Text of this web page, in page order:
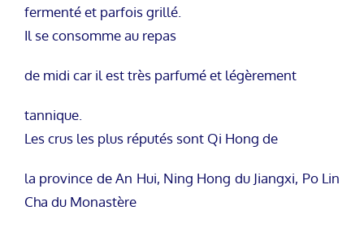
fermenté et parfois grillé.
Il se consomme au repas
de midi car il est très parfumé et légèrement
tannique.
Les crus les plus réputés sont Qi Hong de
la province de An Hui, Ning Hong du Jiangxi, Po Lin
Cha du Monastère